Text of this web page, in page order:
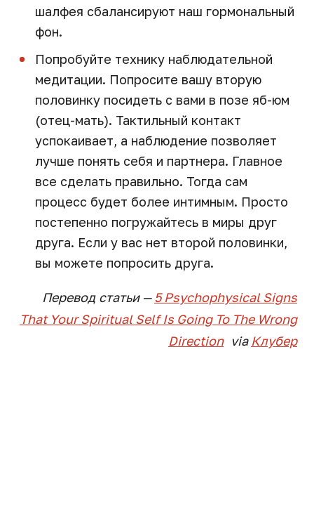
шалфея сбалансируют наш гормональный
фон.
Попробуйте технику наблюдательной
медитации. Попросите вашу вторую
половинку посидеть с вами в позе яб-юм
(отец-мать). Тактильный контакт
успокаивает, а наблюдение позволяет
лучше понять себя и партнера. Главное
все сделать правильно. Тогда сам
процесс будет более интимным. Просто
постепенно погружайтесь в миры друг
друга. Если у вас нет второй половинки,
вы можете попросить друга.
Перевод статьи—5 Psychophysical Signs
That Your Spiritual Self Is Going To The Wrong
Direction via Клубер